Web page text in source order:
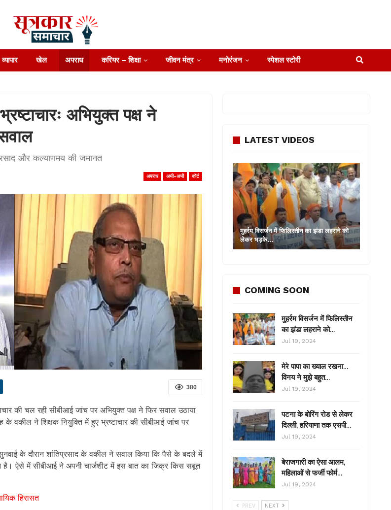
व्यापार खेल अपराध करियर – शिक्षा जीवन मंत्र मनोरंजन स्पेशल स्टोरी
अभियुक्त पक्ष ने
और कल्याणमय की जमानत
अपराध अभी-अभी कोर्ट
380
की चल रही सीबीआई जांच पर अभियुक्त पक्ष ने फिर सवाल उठाया
के वकील ने शिक्षक नियुक्ति में हुए भ्रष्टाचार की सीबीआई जांच पर
के दौरान शांतिप्रसाद के वकील ने सवाल किया कि पैसे के बदले में
है। ऐसे में सीबीआई ने अपनी चार्जशीट में इस बात का जिक्र किस सबूत
हिरासत
LATEST VIDEOS
मुहर्रम विसर्जन में फिलिस्तीन का झंडा लहराने को
लेकर भड़के…
COMING SOON
मुहर्रम विसर्जन में फिलिस्तीन
का झंडा लहराने को…
Jul 19, 2024
मेरे पापा का ख्याल रखना…
विनय ने मुझे बहुत…
Jul 19, 2024
पटना के बोरिंग रोड से लेकर
दिल्ली, हरियाणा तक एसपी…
Jul 19, 2024
बेराजगारी का ऐसा आलम,
महिलाओं से फर्जी फोर्म…
Jul 19, 2024
PREV NEXT